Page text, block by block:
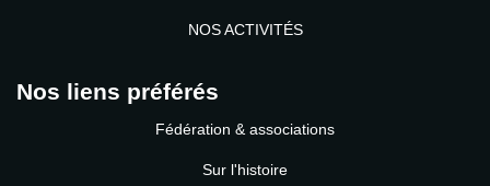
NOS ACTIVITÉS
Nos liens préférés
Fédération & associations
Sur l'histoire